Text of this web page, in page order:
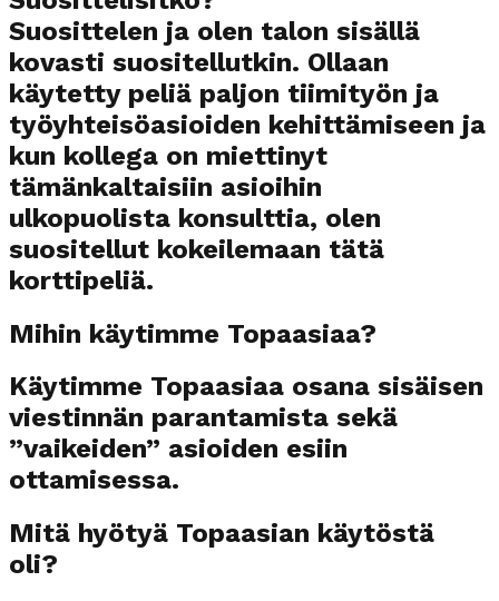
Suosittelen ja olen talon sisällä
kovasti suositellutkin. Ollaan
käytetty peliä paljon tiimityön ja
työyhteisöasioiden kehittämiseen ja
kun kollega on miettinyt
tämänkaltaisiin asioihin
ulkopuolista konsulttia, olen
suositellut kokeilemaan tätä
korttipeliä.
Mihin käytimme Topaasiaa?
Käytimme Topaasiaa osana sisäisen
viestinnän parantamista sekä
”vaikeiden” asioiden esiin
ottamisessa.
Mitä hyötyä Topaasian käytöstä
oli?